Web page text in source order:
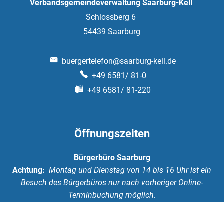
Verbandsgemeindeverwaltung Saarburg-Kell
Schlossberg 6
54439 Saarburg
buergertelefon@saarburg-kell.de
+49 6581/ 81-0
+49 6581/ 81-220
Öffnungszeiten
Bürgerbüro Saarburg
Achtung: Montag und Dienstag von 14 bis 16 Uhr ist ein
Besuch des Bürgerbüros nur nach vorheriger Online-
Terminbuchung möglich.